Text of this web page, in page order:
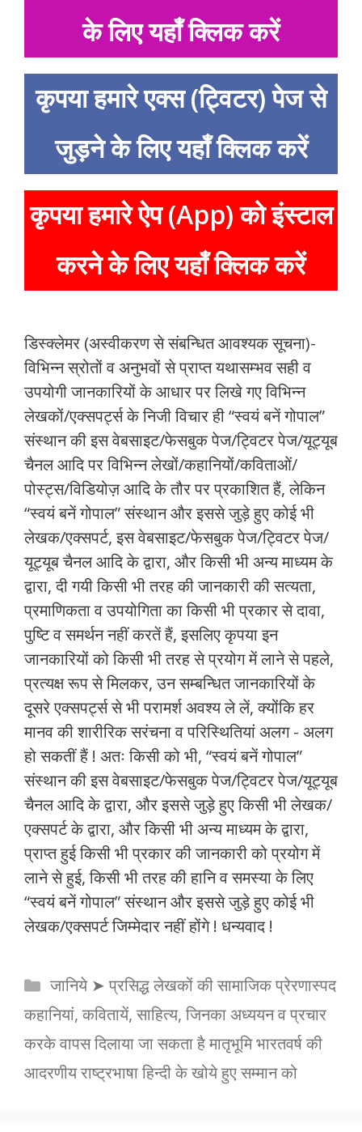
के लिए यहाँ क्लिक करें
कृपया हमारे एक्स (ट्विटर) पेज से
जुड़ने के लिए यहाँ क्लिक करें
कृपया हमारे ऐप (App) को इंस्टाल
करने के लिए यहाँ क्लिक करें
डिस्क्लेमर (अस्वीकरण से संबन्धित आवश्यक सूचना)-
विभिन्न स्रोतों व अनुभवों से प्राप्त यथासम्भव सही व
उपयोगी जानकारियों के आधार पर लिखे गए विभिन्न
लेखकों/एक्सपर्ट्स के निजी विचार ही “स्वयं बनें गोपाल”
संस्थान की इस वेबसाइट/फेसबुक पेज/ट्विटर पेज/यूट्यूब
चैनल आदि पर विभिन्न लेखों/कहानियों/कविताओं/
पोस्ट्स/विडियोज़ आदि के तौर पर प्रकाशित हैं, लेकिन
“स्वयं बनें गोपाल” संस्थान और इससे जुड़े हुए कोई भी
लेखक/एक्सपर्ट, इस वेबसाइट/फेसबुक पेज/ट्विटर पेज/
यूट्यूब चैनल आदि के द्वारा, और किसी भी अन्य माध्यम के
द्वारा, दी गयी किसी भी तरह की जानकारी की सत्यता,
प्रमाणिकता व उपयोगिता का किसी भी प्रकार से दावा,
पुष्टि व समर्थन नहीं करतें हैं, इसलिए कृपया इन
जानकारियों को किसी भी तरह से प्रयोग में लाने से पहले,
प्रत्यक्ष रूप से मिलकर, उन सम्बन्धित जानकारियों के
दूसरे एक्सपर्ट्स से भी परामर्श अवश्य ले लें, क्योंकि हर
मानव की शारीरिक सरंचना व परिस्थितियां अलग - अलग
हो सकतीं हैं ! अतः किसी को भी, “स्वयं बनें गोपाल”
संस्थान की इस वेबसाइट/फेसबुक पेज/ट्विटर पेज/यूट्यूब
चैनल आदि के द्वारा, और इससे जुड़े हुए किसी भी लेखक/
एक्सपर्ट के द्वारा, और किसी भी अन्य माध्यम के द्वारा,
प्राप्त हुई किसी भी प्रकार की जानकारी को प्रयोग में
लाने से हुई, किसी भी तरह की हानि व समस्या के लिए
“स्वयं बनें गोपाल” संस्थान और इससे जुड़े हुए कोई भी
लेखक/एक्सपर्ट जिम्मेदार नहीं होंगे ! धन्यवाद !
Categories
जानिये ➤ प्रसिद्ध लेखकों की सामाजिक प्रेरणास्पद
कहानियां, कवितायें, साहित्य, जिनका अध्ययन व प्रचार
करके वापस दिलाया जा सकता है मातृभूमि भारतवर्ष की
आदरणीय राष्ट्रभाषा हिन्दी के खोये हुए सम्मान को